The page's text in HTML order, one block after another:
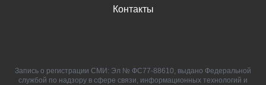
Контакты
Запись о регистрации СМИ: Эл № ФС77-88610, выдано Федеральной
службой по надзору в сфере связи, информационных технологий и